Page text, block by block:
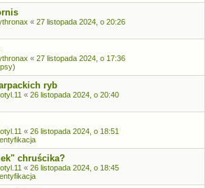
« 27 listopada 2024, o 20:26
« 27 listopada 2024, o 17:36
ryb
« 26 listopada 2024, o 20:40
« 26 listopada 2024, o 18:51
chruścika?
« 26 listopada 2024, o 18:45